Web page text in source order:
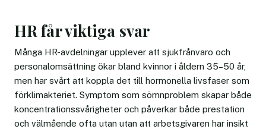
HR får viktiga svar
Många HR-avdelningar upplever att sjukfrånvaro och
personalomsättning ökar bland kvinnor i åldern 35–50 år,
men har svårt att koppla det till hormonella livsfaser som
förklimakteriet. Symptom som sömnproblem skapar både
koncentrationssvårigheter och påverkar både prestation
och välmående ofta utan utan att arbetsgivaren har insikt